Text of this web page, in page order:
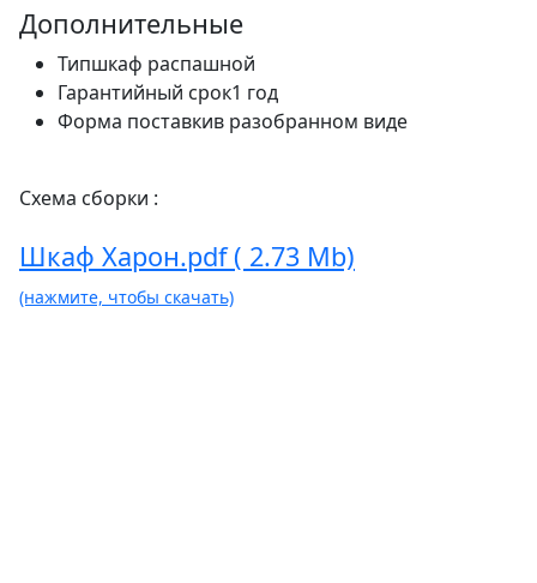
Дополнительные
Типшкаф распашной
Гарантийный срок1 год
Форма поставкив разобранном виде
Схема сборки :
Шкаф Харон.pdf ( 2.73 Mb)
(нажмите, чтобы скачать)